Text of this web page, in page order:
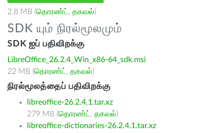
2.8 MB (தொரண்ட் , தகவல்)
SDK யும் நிரல்மூலமும்
SDK ஐப் பதிவிறக்கு
LibreOffice_26.2.4_Win_x86-64_sdk.msi
22 MB (தொரண்ட் , தகவல்)
நிரல்மூலத்தைப் பதிவிறக்கு
libreoffice-26.2.4.1.tar.xz
279 MB (தொரண்ட் , தகவல்)
libreoffice-dictionaries-26.2.4.1.tar.xz